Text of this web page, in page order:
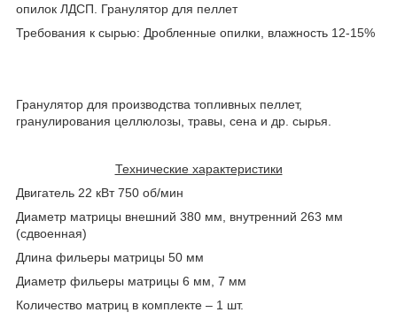
опилок ЛДСП. Гранулятор для пеллет
Требования к сырью: Дробленные опилки, влажность 12-15%
Гранулятор для производства топливных пеллет,
гранулирования целлюлозы, травы, сена и др. сырья.
Технические характеристики
Двигатель 22 кВт 750 об/мин
Диаметр матрицы внешний 380 мм, внутренний 263 мм
(сдвоенная)
Длина фильеры матрицы 50 мм
Диаметр фильеры матрицы 6 мм, 7 мм
Количество матриц в комплекте – 1 шт.